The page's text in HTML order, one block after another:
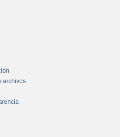
archivos